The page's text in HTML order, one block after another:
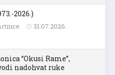
2026.)
31.07.2026.
“Okusi Rame”,
nadohvat ruke